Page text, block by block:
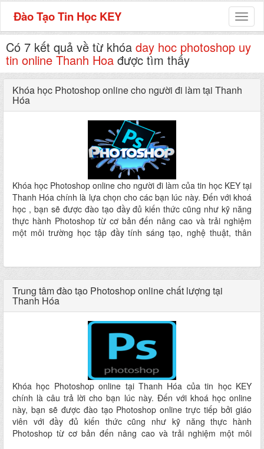
Đào Tạo Tin Học KEY
Có 7 kết quả về từ khóa day hoc photoshop uy
tin online Thanh Hoa được tìm thấy
Khóa học Photoshop online cho người đi làm tại Thanh
Hóa
Khóa học Photoshop online cho người đi làm của tin học KEY tại
Thanh Hóa chính là lựa chọn cho các bạn lúc này. Đến với khoá
học , bạn sẽ được đào tạo đầy đủ kiến thức cũng như kỹ năng
thực hành Photoshop từ cơ bản đến nâng cao và trải nghiệm
một môi trường học tập đầy tính sáng tạo, nghệ thuật, thân
Trung tâm đào tạo Photoshop online chất lượng tại
Thanh Hóa
Khóa học Photoshop online tại Thanh Hóa của tin học KEY
chính là câu trả lời cho bạn lúc này. Đến với khoá học online
này, bạn sẽ được đào tạo Photoshop online trực tiếp bởi giáo
viên với đầy đủ kiến thức cũng như kỹ năng thực hành
Photoshop từ cơ bản đến nâng cao và trải nghiệm một môi